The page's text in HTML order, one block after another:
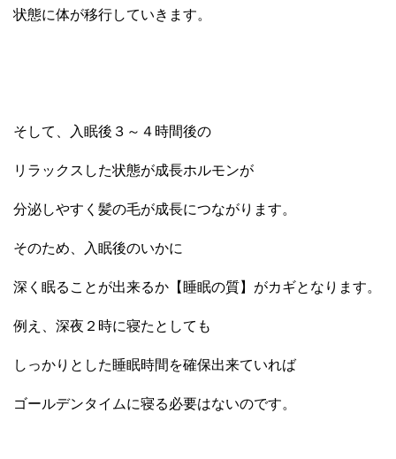
状態に体が移行していきます。
そして、入眠後３～４時間後の
リラックスした状態が成長ホルモンが
分泌しやすく髪の毛が成長につながります。
そのため、 入眠後のいかに
深く眠ることが出来るか【睡眠の質】がカギとなります。
例え、深夜２時に寝たとしても
しっかりとした睡眠時間を確保出来ていれば
ゴールデンタイムに寝る必要はないのです。